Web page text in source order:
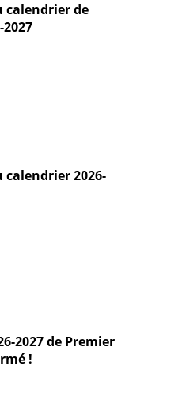
calendrier de
2026-
2027 de Premier
!